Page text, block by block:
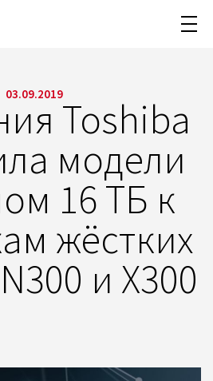
03.09.2019
Toshiba
модели
16 ТБ к
жёстких
и X300